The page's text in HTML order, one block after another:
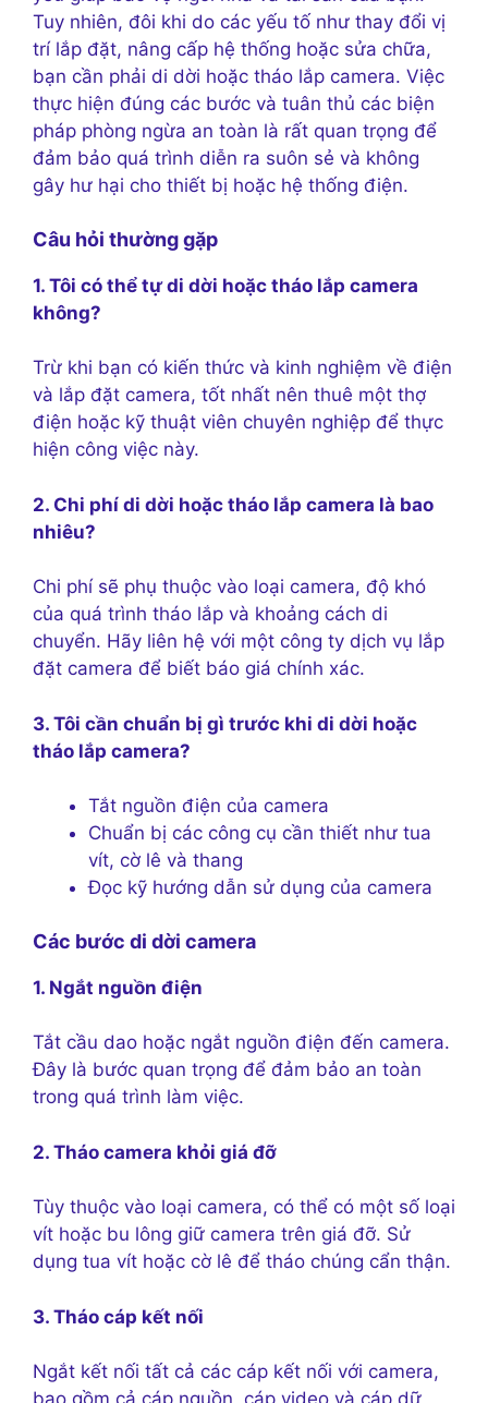
Tuy nhiên, đôi khi do các yếu tố như thay đổi vị
trí lắp đặt, nâng cấp hệ thống hoặc sửa chữa,
bạn cần phải di dời hoặc tháo lắp camera. Việc
thực hiện đúng các bước và tuân thủ các biện
pháp phòng ngừa an toàn là rất quan trọng để
đảm bảo quá trình diễn ra suôn sẻ và không
gây hư hại cho thiết bị hoặc hệ thống điện.
Câu hỏi thường gặp
1. Tôi có thể tự di dời hoặc tháo lắp camera
không?
Trừ khi bạn có kiến thức và kinh nghiệm về điện
và lắp đặt camera, tốt nhất nên thuê một thợ
điện hoặc kỹ thuật viên chuyên nghiệp để thực
hiện công việc này.
2. Chi phí di dời hoặc tháo lắp camera là bao
nhiêu?
Chi phí sẽ phụ thuộc vào loại camera, độ khó
của quá trình tháo lắp và khoảng cách di
chuyển. Hãy liên hệ với một công ty dịch vụ lắp
đặt camera để biết báo giá chính xác.
3. Tôi cần chuẩn bị gì trước khi di dời hoặc
tháo lắp camera?
Tắt nguồn điện của camera
Chuẩn bị các công cụ cần thiết như tua
vít, cờ lê và thang
Đọc kỹ hướng dẫn sử dụng của camera
Các bước di dời camera
1. Ngắt nguồn điện
Tắt cầu dao hoặc ngắt nguồn điện đến camera.
Đây là bước quan trọng để đảm bảo an toàn
trong quá trình làm việc.
2. Tháo camera khỏi giá đỡ
Tùy thuộc vào loại camera, có thể có một số loại
vít hoặc bu lông giữ camera trên giá đỡ. Sử
dụng tua vít hoặc cờ lê để tháo chúng cẩn thận.
3. Tháo cáp kết nối
Ngắt kết nối tất cả các cáp kết nối với camera,